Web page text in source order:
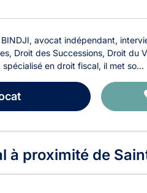
avocat indépendant,
Droit des Successions, Droit du
en droit fiscal, il met so...
à proximité de